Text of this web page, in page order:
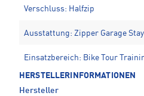
Verschluss: Halfzip
Ausstattung: Zipper Garage
Einsatzbereich: Bike Tour
HERSTELLERINFORMATIONEN
Hersteller